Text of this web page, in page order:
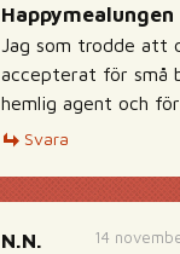
Happymealungen
Jag som trodde att
accepterat för små
hemlig agent och
Svara
14
N.N.